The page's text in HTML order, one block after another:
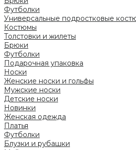
Футболки
Универсальные подростковые
Костюмы
Толстовки и жилеты
Брюки
Футболки
Подарочная упаковка
Носки
Женские носки и гольфы
Мужские носки
Детские носки
Новинки
Женская одежда
Платья
Футболки
Блузки и рубашки